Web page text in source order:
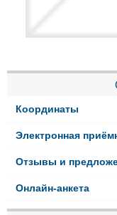
Координаты
Электронная
Отзывы и
Онлайн-анкета